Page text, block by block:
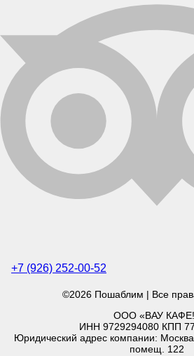
+7 (926) 252-00-52
©2026 Пошаблим | Все
ООО «ВАУ
ИНН 9729294080 КПП
Юридический адрес компании:
помещ. 122